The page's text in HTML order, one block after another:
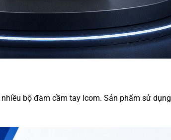
bộ đàm cầm tay Icom. Sản phẩm sử dụng